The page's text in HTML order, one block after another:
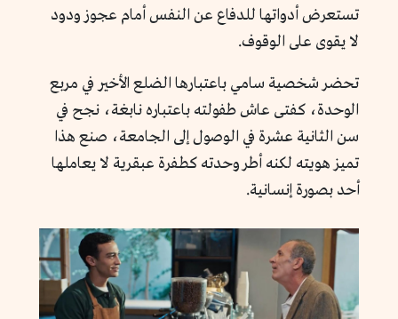
تستعرض أدواتها للدفاع عن النفس أمام عجوز ودود
لا يقوى على الوقوف.
تحضر شخصية سامي باعتبارها الضلع الأخير في مربع
الوحدة، كفتى عاش طفولته باعتباره نابغة، نجح في
سن الثانية عشرة في الوصول إلى الجامعة، صنع هذا
تميز هويته لكنه أطر وحدته كطفرة عبقرية لا يعاملها
أحد بصورة إنسانية.